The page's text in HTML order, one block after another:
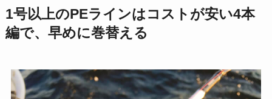
1号以上のPEラインはコストが安い4本
編で、早めに巻替える